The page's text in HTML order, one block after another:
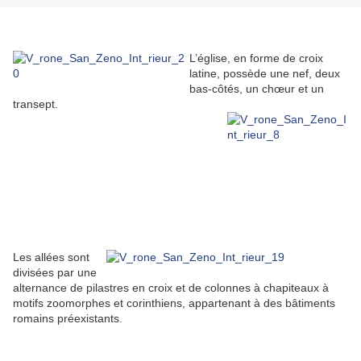
L’église, en forme de croix
latine, possède une nef, deux
bas-côtés, un chœur et un
transept.
Les allées sont
divisées par une
alternance de pilastres en croix et de colonnes à chapiteaux à
motifs zoomorphes et corinthiens, appartenant à des bâtiments
romains préexistants.